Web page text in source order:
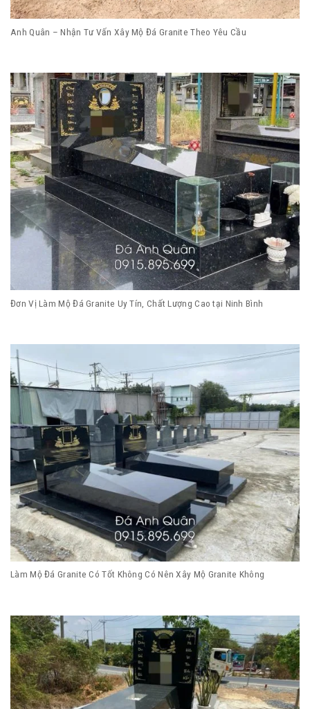
Anh Quân – Nhận Tư Vấn Xây Mộ Đá Granite Theo Yêu Cầu
Đơn Vị Làm Mộ Đá Granite Uy Tín, Chất Lượng Cao tại Ninh Bình
Làm Mộ Đá Granite Có Tốt Không Có Nên Xây Mộ Granite Không